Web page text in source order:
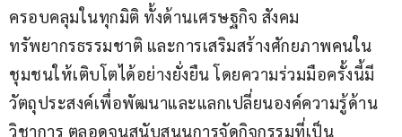
ครอบคลุมในทุกมิติ ทั้งด้านเศรษฐกิจ สังคม
ทรัพยากรธรรมชาติ และการเสริมสร้างศักยภาพคนใน
ชุมชนให้เติบโตได้อย่างยั่งยืน โดยความร่วมมือครั้งนี้มี
วัตถุประสงค์เพื่อพัฒนาและแลกเปลี่ยนองค์ความรู้ด้าน
วิชาการ ตลอดจนสนับสนุนการจัดกิจกรรมที่เป็น